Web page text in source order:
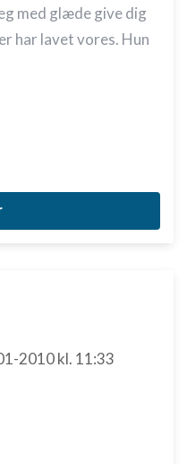
med glæde give dig
har lavet vores. Hun
2010kl. 11:33